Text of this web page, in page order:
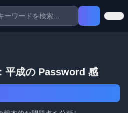
平成の Password 感